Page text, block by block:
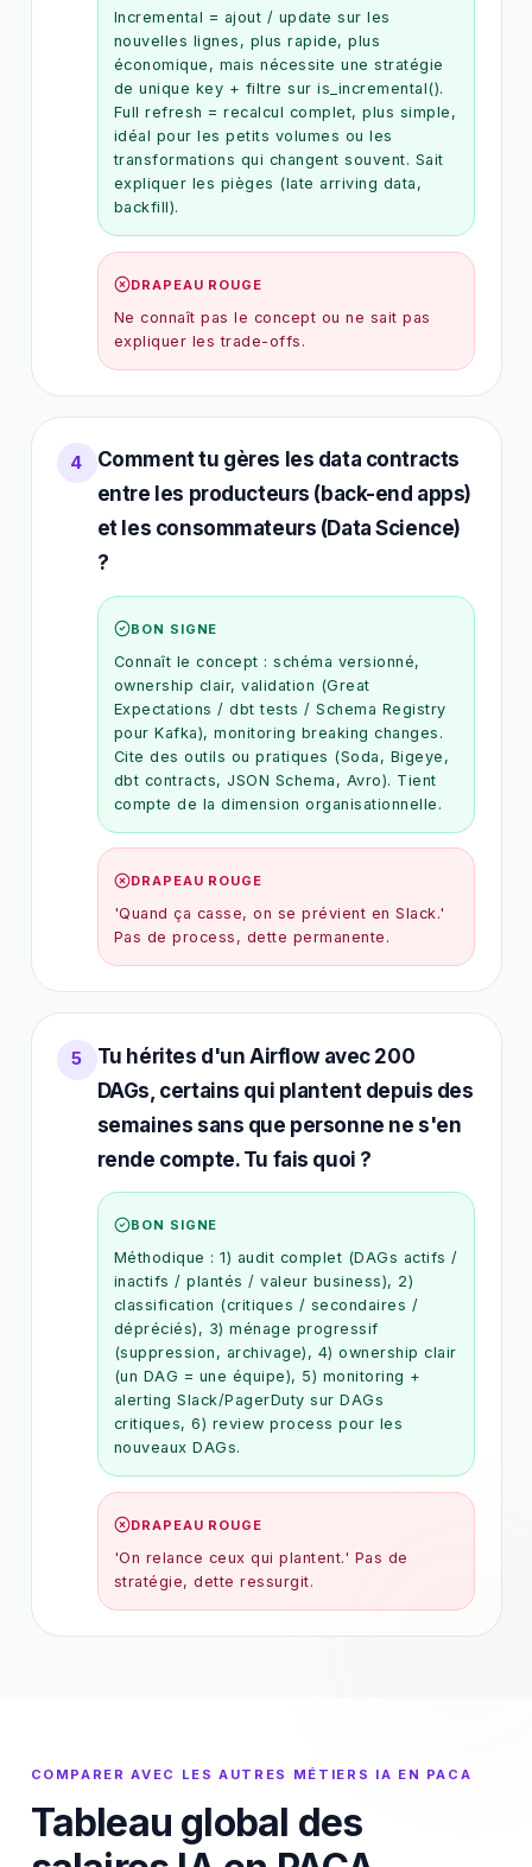
Incremental = ajout / update sur les
nouvelles lignes, plus rapide, plus
économique, mais nécessite une stratégie
de unique key + filtre sur is_incremental().
Full refresh = recalcul complet, plus simple,
idéal pour les petits volumes ou les
transformations qui changent souvent. Sait
expliquer les pièges (late arriving data,
backfill).
DRAPEAU ROUGE
Ne connaît pas le concept ou ne sait pas
expliquer les trade-offs.
4
Comment tu gères les data contracts
entre les producteurs (back-end apps)
et les consommateurs (Data Science)
?
BON SIGNE
Connaît le concept : schéma versionné,
ownership clair, validation (Great
Expectations / dbt tests / Schema Registry
pour Kafka), monitoring breaking changes.
Cite des outils ou pratiques (Soda, Bigeye,
dbt contracts, JSON Schema, Avro). Tient
compte de la dimension organisationnelle.
DRAPEAU ROUGE
'Quand ça casse, on se prévient en Slack.'
Pas de process, dette permanente.
5
Tu hérites d'un Airflow avec 200
DAGs, certains qui plantent depuis des
semaines sans que personne ne s'en
rende compte. Tu fais quoi ?
BON SIGNE
Méthodique : 1) audit complet (DAGs actifs /
inactifs / plantés / valeur business), 2)
classification (critiques / secondaires /
dépréciés), 3) ménage progressif
(suppression, archivage), 4) ownership clair
(un DAG = une équipe), 5) monitoring +
alerting Slack/PagerDuty sur DAGs
critiques, 6) review process pour les
nouveaux DAGs.
DRAPEAU ROUGE
'On relance ceux qui plantent.' Pas de
stratégie, dette ressurgit.
COMPARER AVEC LES AUTRES MÉTIERS IA EN PACA
Tableau global des